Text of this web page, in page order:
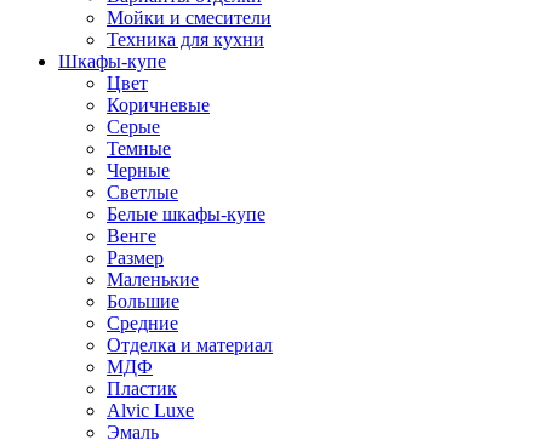
Мойки и смесители
Техника для кухни
Шкафы-купе
Цвет
Коричневые
Серые
Темные
Черные
Светлые
Белые шкафы-купе
Венге
Размер
Маленькие
Большие
Средние
Отделка и материал
МДФ
Пластик
Alvic Luxe
Эмаль